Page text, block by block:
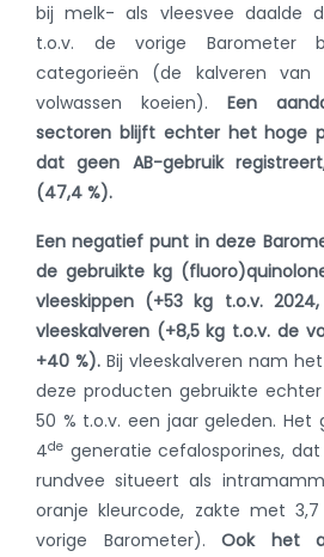
bij melk- als vleesvee daalde
t.o.v. de vorige Barometer
categorieën (de kalveren
volwassen koeien). Een
sectoren blijft echter het hoge
dat geen AB-gebruik
(47,4 %).
Een negatief punt in deze
de gebruikte kg
vleeskippen (+53 kg t.o.v.
vleeskalveren (+8,5 kg t.o.v. de
+40 %). Bij vleeskalveren nam
deze producten gebruikte
50 % t.o.v. een jaar geleden. Het
4de generatie cefalosporines,
rundvee situeert als
oranje kleurcode, zakte met
vorige Barometer). Ook het